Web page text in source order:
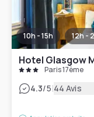
10h - 15h 12h -
Hotel Glasgow
Paris 17ème
4.3/5|44 Avis